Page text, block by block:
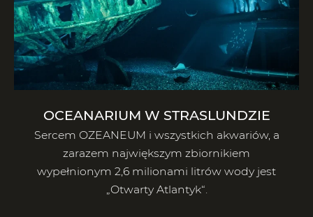
OCEANARIUM W STRASLUNDZIE
Sercem OZEANEUM i wszystkich akwariów, a
zarazem największym zbiornikiem
wypełnionym 2,6 milionami litrów wody jest
„Otwarty Atlantyk“.